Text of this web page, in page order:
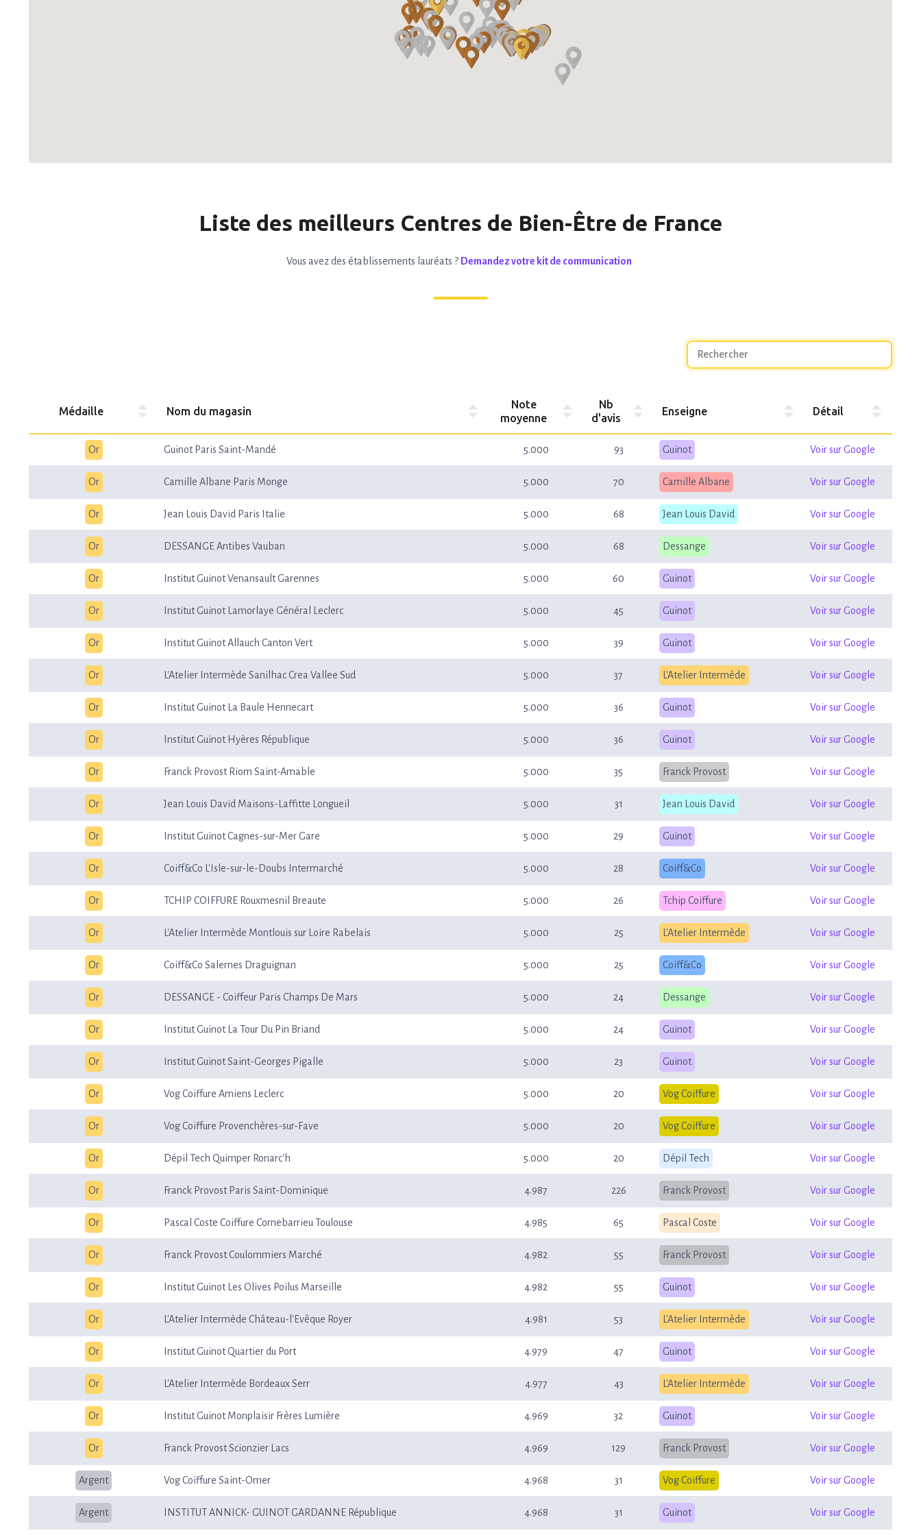
Liste des meilleurs Centres de Bien-Être de France
Vous avez des établissements lauréats ? Demandez votre kit de communication
Médaille Nom du magasin
Note
moyenne
Nb
d'avis
Enseigne Détail
Or Guinot Paris Saint-Mandé 5.000 93 Guinot Voir sur Google
Or Camille Albane Paris Monge 5.000 70 Camille Albane Voir sur Google
Or Jean Louis David Paris Italie 5.000 68 Jean Louis David Voir sur Google
Or DESSANGE Antibes Vauban 5.000 68 Dessange Voir sur Google
Or Institut Guinot Venansault Garennes 5.000 60 Guinot Voir sur Google
Or Institut Guinot Lamorlaye Général Leclerc 5.000 45 Guinot Voir sur Google
Or Institut Guinot Allauch Canton Vert 5.000 39 Guinot Voir sur Google
Or L'Atelier Intermède Sanilhac Crea Vallee Sud 5.000 37 L'Atelier Intermède Voir sur Google
Or Institut Guinot La Baule Hennecart 5.000 36 Guinot Voir sur Google
Or Institut Guinot Hyères République 5.000 36 Guinot Voir sur Google
Or Franck Provost Riom Saint-Amable 5.000 35 Franck Provost Voir sur Google
Or Jean Louis David Maisons-Laffitte Longueil 5.000 31 Jean Louis David Voir sur Google
Or Institut Guinot Cagnes-sur-Mer Gare 5.000 29 Guinot Voir sur Google
Or Coiff&Co L'Isle-sur-le-Doubs Intermarché 5.000 28 Coiff&Co Voir sur Google
Or TCHIP COIFFURE Rouxmesnil Breaute 5.000 26 Tchip Coiffure Voir sur Google
Or L'Atelier Intermède Montlouis sur Loire Rabelais 5.000 25 L'Atelier Intermède Voir sur Google
Or Coiff&Co Salernes Draguignan 5.000 25 Coiff&Co Voir sur Google
Or DESSANGE - Coiffeur Paris Champs De Mars 5.000 24 Dessange Voir sur Google
Or Institut Guinot La Tour Du Pin Briand 5.000 24 Guinot Voir sur Google
Or Institut Guinot Saint-Georges Pigalle 5.000 23 Guinot Voir sur Google
Or Vog Coiffure Amiens Leclerc 5.000 20 Vog Coiffure Voir sur Google
Or Vog Coiffure Provenchères-sur-Fave 5.000 20 Vog Coiffure Voir sur Google
Or Dépil Tech Quimper Ronarc'h 5.000 20 Dépil Tech Voir sur Google
Or Franck Provost Paris Saint-Dominique 4.987 226 Franck Provost Voir sur Google
Or Pascal Coste Coiffure Cornebarrieu Toulouse 4.985 65 Pascal Coste Voir sur Google
Or Franck Provost Coulommiers Marché 4.982 55 Franck Provost Voir sur Google
Or Institut Guinot Les Olives Poilus Marseille 4.982 55 Guinot Voir sur Google
Or L'Atelier Intermède Château-l'Evêque Royer 4.981 53 L'Atelier Intermède Voir sur Google
Or Institut Guinot Quartier du Port 4.979 47 Guinot Voir sur Google
Or L'Atelier Intermède Bordeaux Serr 4.977 43 L'Atelier Intermède Voir sur Google
Or Institut Guinot Monplaisir Frères Lumière 4.969 32 Guinot Voir sur Google
Or Franck Provost Scionzier Lacs 4.969 129 Franck Provost Voir sur Google
Argent Vog Coiffure Saint-Omer 4.968 31 Vog Coiffure Voir sur Google
Argent INSTITUT ANNICK- GUINOT GARDANNE République 4.968 31 Guinot Voir sur Google